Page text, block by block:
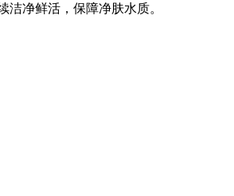
净鲜活，保障净肤水质。